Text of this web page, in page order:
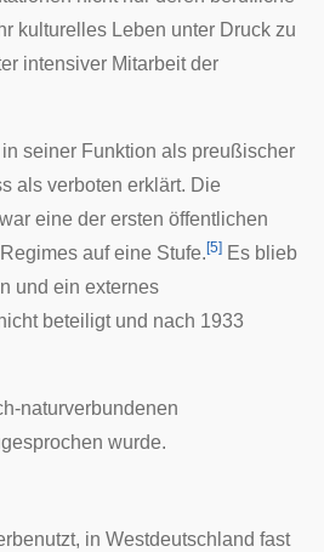
kulturelles Leben unter Druck zu
intensiver Mitarbeit der
seiner Funktion als preußischer
als verboten erklärt. Die
eine der ersten öffentlichen
auf eine Stufe. [5] Es blieb
und ein externes
beteiligt und nach 1933
naturverbundenen
wurde.
in Westdeutschland fast